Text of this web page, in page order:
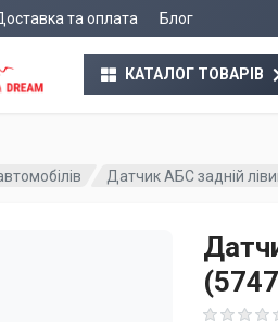
та оплата Блог
КАТАЛОГ ТОВАРІВ
Датчик АБС задній